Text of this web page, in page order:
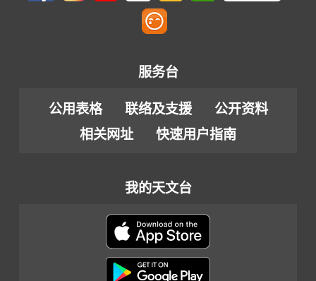
服务台
公用表格 联络及支援
公开资料
相关网址
快速用户指南
我的天文台